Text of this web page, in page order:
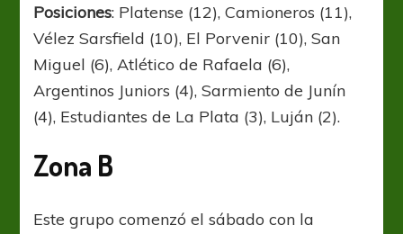
Posiciones: Platense (12), Camioneros (11),
Vélez Sarsfield (10), El Porvenir (10), San
Miguel (6), Atlético de Rafaela (6),
Argentinos Juniors (4), Sarmiento de Junín
(4), Estudiantes de La Plata (3), Luján (2).
Zona B
Este grupo comenzó el sábado con la